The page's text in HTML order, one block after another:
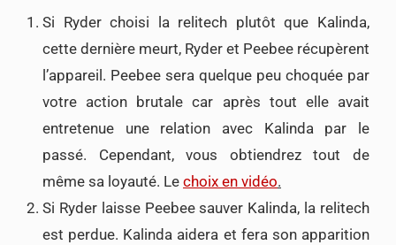
Si Ryder choisi la relitech plutôt que Kalinda,
cette dernière meurt, Ryder et Peebee récupèrent
l’appareil. Peebee sera quelque peu choquée par
votre action brutale car après tout elle avait
entretenue une relation avec Kalinda par le
passé. Cependant, vous obtiendrez tout de
même sa loyauté. Le choix en vidéo.
Si Ryder laisse Peebee sauver Kalinda, la relitech
est perdue. Kalinda aidera et fera son apparition